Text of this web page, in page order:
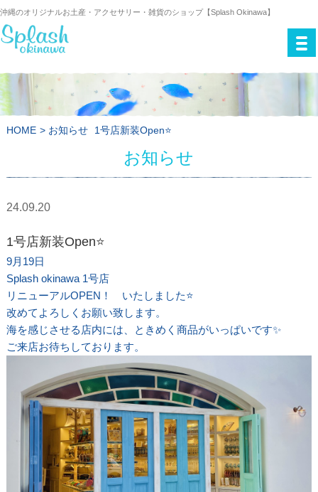
沖縄のオリジナルお土産・アクセサリー・雑貨のショップ【Splash Okinawa】
HOME > お知らせ 1号店新装Open⭐️
お知らせ
24.09.20
1号店新装Open⭐️
9月19日
Splash okinawa 1号店
リニューアルOPEN！ いたしました⭐️
改めてよろしくお願い致します。
海を感じさせる店内には、ときめく商品がいっぱいです✨
ご来店お待ちしております。